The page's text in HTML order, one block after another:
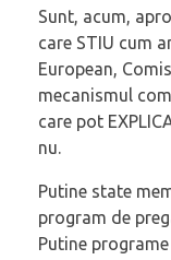
Sunt, acum,
care STIU cum
European,
mecanismul
care pot
nu.
Putine state
program de
Putine